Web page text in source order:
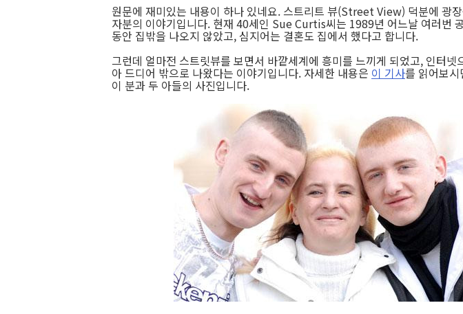
원문에 재미있는 내용이 하나 있네요. 스트리트 뷰(Street View) 덕분에 광
자분의 이야기입니다. 현재 40세인 Sue Curtis씨는 1989년 어느날 여러번
동안 집밖을 나오지 않았고, 심지어는 결혼도 집에서 했다고 합니다.
그런데 얼마전 스트릿뷰를 보면서 바깥세계에 흥미를 느끼게 되었고, 인터넷
아 드디어 밖으로 나왔다는 이야기입니다. 자세한 내용은 이 기사를 읽어보
이 분과 두 아들의 사진입니다.